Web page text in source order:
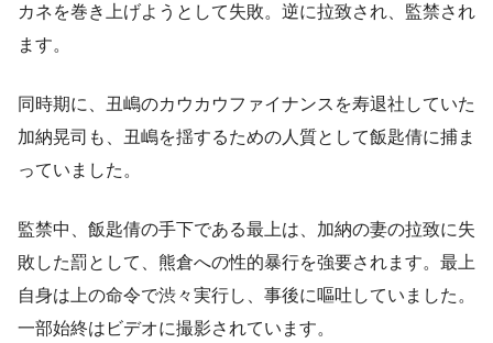
カネを巻き上げようとして失敗。逆に拉致され、監禁され
ます。
同時期に、丑嶋のカウカウファイナンスを寿退社していた
加納晃司も、丑嶋を揺するための人質として飯匙倩に捕ま
っていました。
監禁中、飯匙倩の手下である最上は、加納の妻の拉致に失
敗した罰として、熊倉への性的暴行を強要されます。最上
自身は上の命令で渋々実行し、事後に嘔吐していました。
一部始終はビデオに撮影されています。